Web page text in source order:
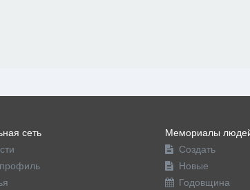
сеть
Мемориалы
Создать
Новые
Годовщина